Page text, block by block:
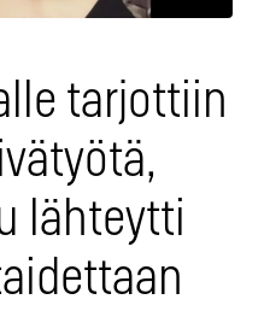
tarjottiin
lähteytti